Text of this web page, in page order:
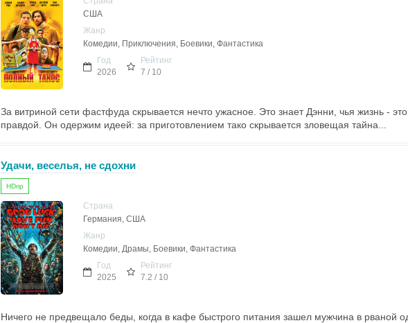
США
Жанр
Комедии, Приключения, Боевики, Фантастика
Год
2026
Рейтинг
7 / 10
За витриной сети фастфуда скрывается нечто ужасное. Это знает Дэнни, чья жизнь -
правдой. Он одержим идеей: за приготовлением тако скрывается зловещая тайна...
Удачи, веселья, не сдохни
HDrip
Страна
Германия, США
Жанр
Комедии, Драмы, Боевики, Фантастика
Год
2025
Рейтинг
7.2 / 10
Ничего не предвещало беды, когда в кафе быстрого питания зашел мужчина в рваной